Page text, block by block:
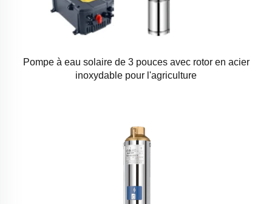
Pompe à eau solaire de 3 pouces avec rotor en acier
inoxydable pour l'agriculture